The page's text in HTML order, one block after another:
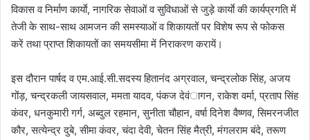
विकास व निर्माण कार्याे, नागरिक सेवाओं व सुविधाओं से जुड़े कार्याे की कार्यप्रगति में
तेजी के साथ-साथ आमजन की समस्याओं व शिकायतों पर विशेष रूप से फोकस
करें तथा प्राप्त शिकायतों का समयसीमा में निराकरण करायें।
इस दौरान पार्षद व एम.आई.सी.सदस्य हितानंद अग्रवाल, चन्द्रलोक सिंह, अजय
गोंड़, चन्द्रकली जायसवाल, ममता यादव, पंकज देवंागन, राकेश वर्मा, प्रताप सिंह
कंवर, धनकुमारी गर्ग, अब्दुल रहमान, सुनीता चौहान, वर्षा दिनेश वैष्णव, सिमरनजीत
कौर, सत्येन्द्र दुबे, सीमा कंवर, चंदा देवी, चेतन सिंह मैत्री, मंगलराम बंदे, तरूण